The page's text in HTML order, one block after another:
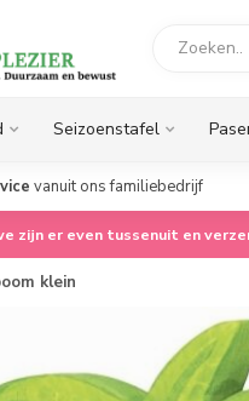
Seizoenstafel
vanuit ons familiebedrijf
zijn er even tussenuit en
klein